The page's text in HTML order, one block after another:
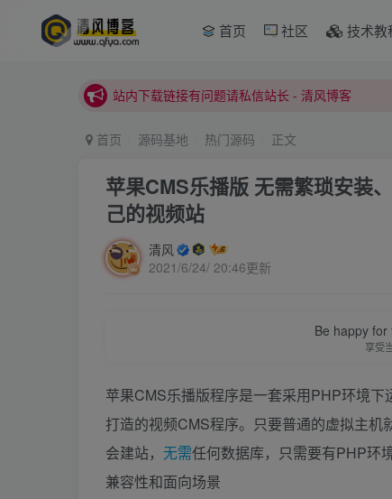
首页 社区 技术教
站内下载链接有问题请私信站长 - 清风博客
站内下载链接有问题请私信站长 - 清风博客
首页 源码基地 热门源码 正文
苹果CMS乐播版 无需繁琐安装
己的视频站
清风
2021/6/24/ 20:46更新
Be happy for
享受
苹果CMS乐播版程序是一套采用PHP环境
打造的视频CMS程序。只要普通的虚拟主
会建站， 无需任何数据库，只需要有PHP环
兼容性和面向场景